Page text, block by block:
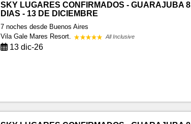
SKY LUGARES CONFIRMADOS - GUARAJUBA 8
DIAS - 13 DE DICIEMBRE
7 noches desde Buenos Aires
Vila Gale Mares Resort.
All Inclusive
13 dic-26